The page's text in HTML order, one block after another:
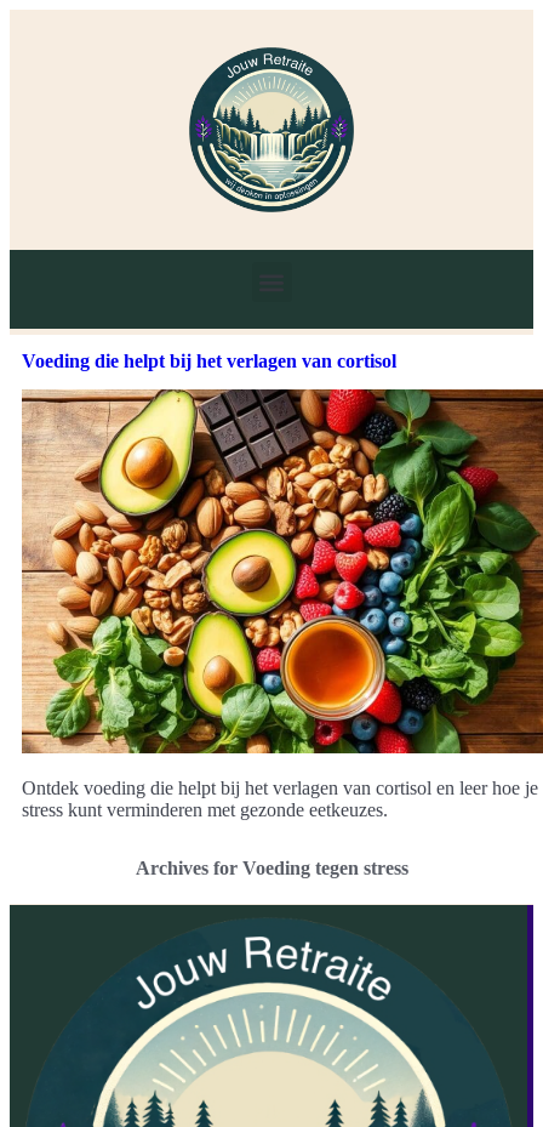
Voeding die helpt bij het verlagen van cortisol
Ontdek voeding die helpt bij het verlagen van cortisol en leer hoe je
stress kunt verminderen met gezonde eetkeuzes.
Archives for Voeding tegen stress